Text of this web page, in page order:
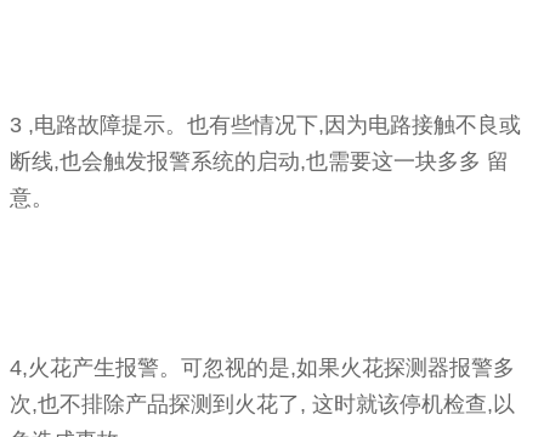
3 ,电路故障提示。也有些情况下,因为电路接触不良或
断线,也会触发报警系统的启动,也需要这一块多多 留
意。
4,火花产生报警。可忽视的是,如果火花探测器报警多
次,也不排除产品探测到火花了, 这时就该停机检查,以